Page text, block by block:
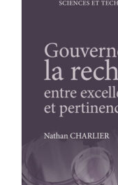
Panier WooCommerce